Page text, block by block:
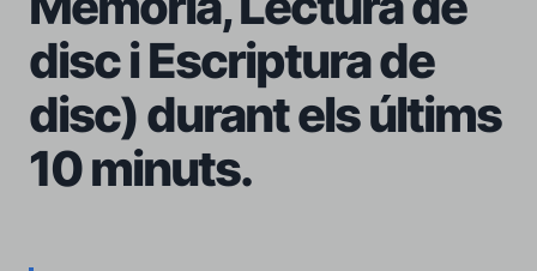
disc i Escriptura de
disc) durant els últims
10 minuts.